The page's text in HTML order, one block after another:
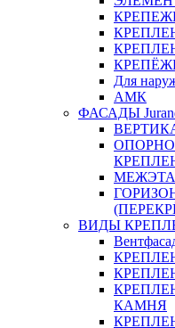
Для
АМК
ФАСАДЫ
ВИДЫ
КАМНЯ